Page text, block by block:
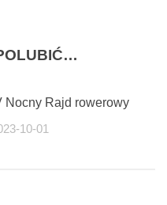
Nocny Rajd rowerowy
10-01